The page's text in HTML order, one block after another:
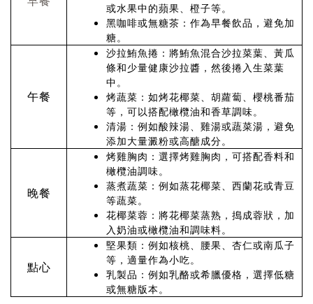
或水果中的蘋果、橙子等。
黑咖啡或無糖茶：作為早餐飲品，避免加
糖。
午餐
沙拉鮪魚捲：將鮪魚混合沙拉菜葉、黃瓜
條和少量健康沙拉醬，然後捲入生菜葉
中。
烤蔬菜：如烤花椰菜、胡蘿蔔、櫻桃番茄
等，可以搭配橄欖油和香草調味。
清湯：例如酸辣湯、雞湯或蔬菜湯，避免
添加大量澱粉或高醣成分。
晚餐
烤雞胸肉：選擇烤雞胸肉，可搭配香料和
橄欖油調味。
蒸煮蔬菜：例如蒸花椰菜、西蘭花或青豆
等蔬菜。
花椰菜蓉：將花椰菜蒸熟，搗成蓉狀，加
入奶油或橄欖油和調味料。
點心
堅果類：例如核桃、腰果、杏仁或南瓜子
等，適量作為小吃。
乳製品：例如乳酪或希臘優格，選擇低糖
或無糖版本。